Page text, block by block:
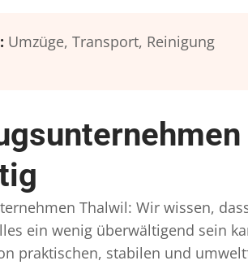
Umzüge, Transport, Reinigung
Thalwil: Wir wissen,
ein wenig überwältigend sein
praktischen, stabilen und